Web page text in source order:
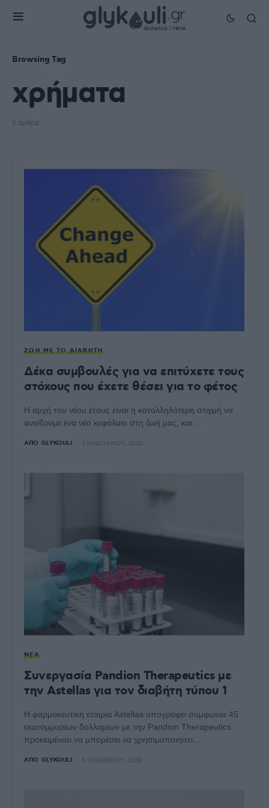
Browsing Tag
χρήματα
5 άρθρα
ΖΩΉ ΜΕ ΤΟ ΔΙΑΒΉΤΗ
Δέκα συμβουλές για να επιτύχετε τους
στόχους που έχετε θέσει για το φέτος
Η αρχή του νέου έτους είναι η καταλληλότερη στιγμή να
ανοίξουμε ένα νέο κεφάλαιο στη ζωή μας, και…
ΑΠΌ GLYKOULI 3 ΙΑΝΟΥΑΡΊΟΥ, 2020
ΝΈΑ
Συνεργασία Pandion Therapeutics με
την Astellas για τον διαβήτη τύπου 1
Η φαρμακευτική εταιρία Astellas υπογράφει συμφωνία 45
εκατομμυρίων δολλαρίων με την Pandion Therapeutics
προκειμένου να μπορέσει να χρησιμοποιήσει…
ΑΠΌ GLYKOULI 5 ΝΟΕΜΒΡΊΟΥ, 2019